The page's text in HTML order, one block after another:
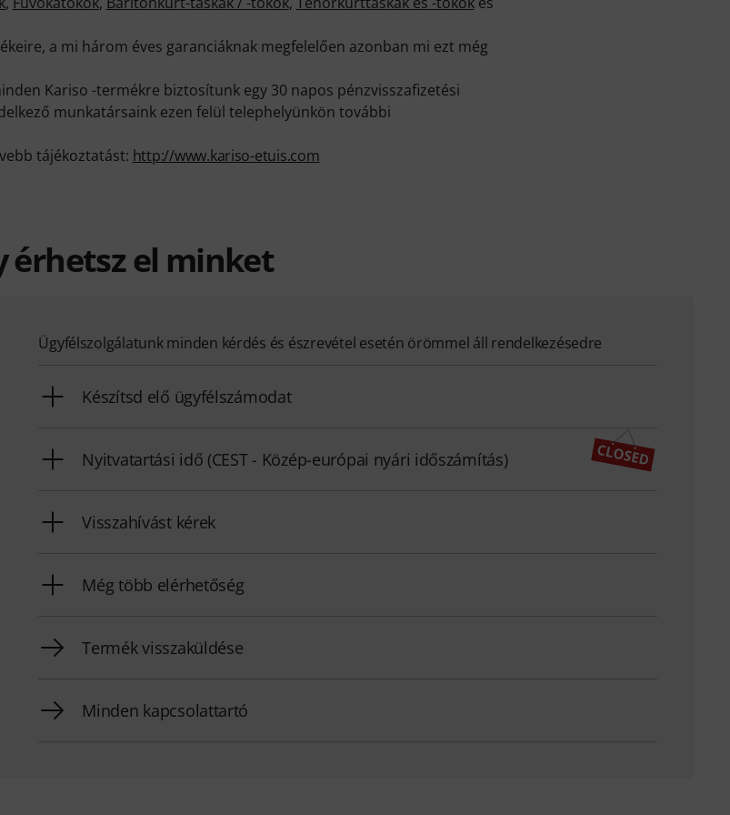
a mi három éves garanciáknak megfelelően azonban mi ezt még
Kariso -termékre biztosítunk egy 30 napos pénzvisszafizetési
munkatársaink ezen felül telephelyünkön további
tájékoztatást: http://www.kariso-etuis.com
érhetsz el minket
Ügyfélszolgálatunk minden kérdés és észrevétel esetén örömmel áll rendelkezésedre
Készítsd elő ügyfélszámodat
Nyitvatartási idő (CEST - Közép-európai nyári időszámítás)
Visszahívást kérek
Még több elérhetőség
Termék visszaküldése
Minden kapcsolattartó